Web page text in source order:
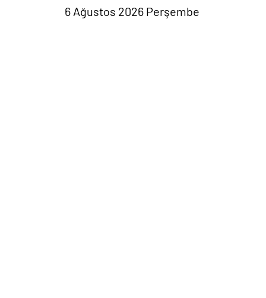
6 Ağustos 2026 Perşembe